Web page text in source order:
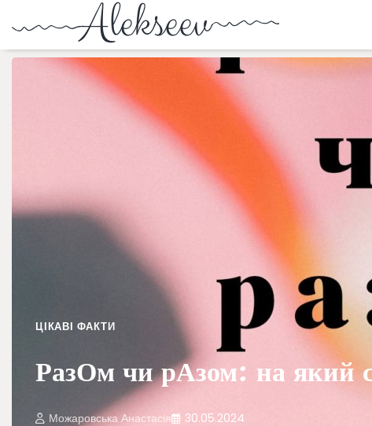
ЦІКАВІ ФАКТИ
РазОм чи рАзом: на який
Можаровська Анастасія 30.05.2024